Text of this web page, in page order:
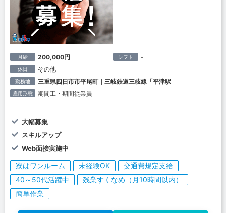
月給 200,000円 シフト -
休日 その他
勤務地 三重県四日市市平尾町｜三岐鉄道三岐線「平津駅
雇用形態 期間工・期間従業員
大幅募集
スキルアップ
Web面接実施中
寮はワンルーム 未経験OK
交通費規定支給
40～50代活躍中
残業すくなめ（月10時間以内）
簡単作業